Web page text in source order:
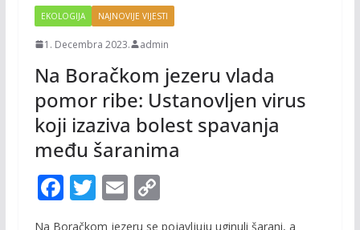
EKOLOGIJA NAJNOVIJE VIJESTI
1. Decembra 2023. admin
Na Boračkom jezeru vlada
pomor ribe: Ustanovljen virus
koji izaziva bolest spavanja
među šaranima
F
ac
T
w
E
m
C
Na Boračkom jezeru se pojavljuju uginuli šarani, a